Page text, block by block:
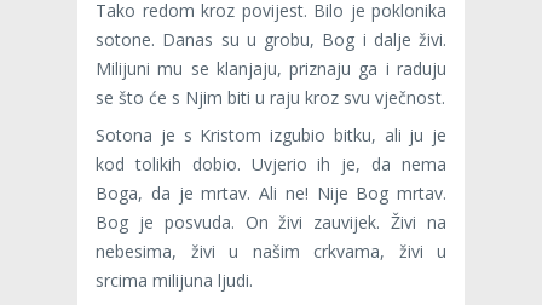
Tako redom kroz povijest. Bilo je poklonika
sotone. Danas su u grobu, Bog i dalje živi.
Milijuni mu se klanjaju, priznaju ga i raduju
se što će s Njim biti u raju kroz svu vječnost.
Sotona je s Kristom izgubio bitku, ali ju je
kod tolikih dobio. Uvjerio ih je, da nema
Boga, da je mrtav. Ali ne! Nije Bog mrtav.
Bog je posvuda. On živi zauvijek. Živi na
nebesima, živi u našim crkvama, živi u
srcima milijuna ljudi.